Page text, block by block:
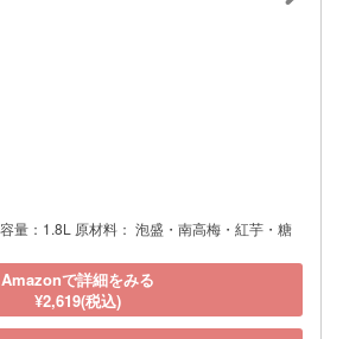
量：1.8L 原材料： 泡盛・南高梅・紅芋・糖
Amazonで詳細をみる
¥2,619(税込)